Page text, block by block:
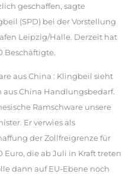
geschaffen, sagte
(SPD) bei der Vorstellung
Leipzig/Halle. Derzeit hat
Beschäftigte.
aus China : Klingbeil sieht
China Handlungsbedarf.
Ramschware unsere
Er verwies als
der Zollfreigrenze für
Euro, die ab Juli in Kraft treten
dann auf EU-Ebene noch